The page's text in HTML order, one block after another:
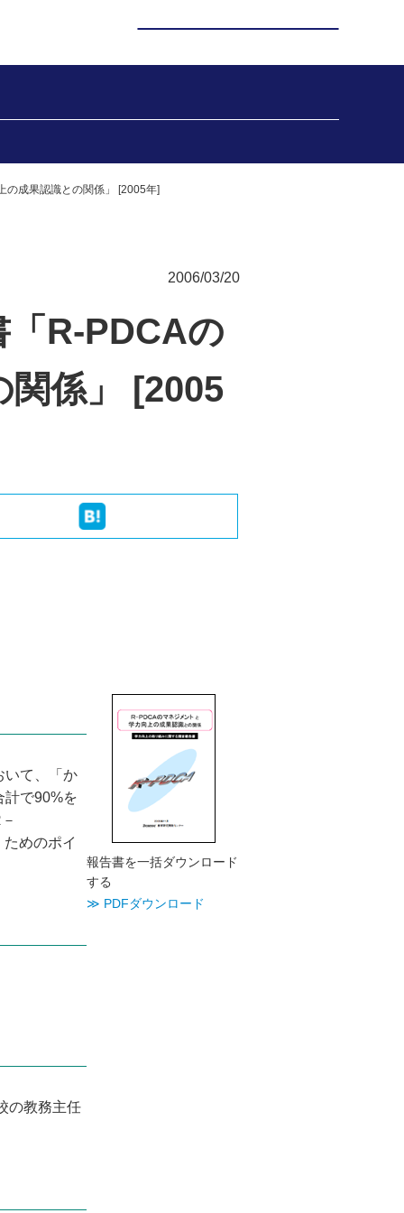
の成果認識との関係」 [2005年]
2006/03/20
R-PDCAの
関係」 [2005
いて、「か
計で90%を
めのポイ
の教務主任
報告書を一括ダウンロード
する
≫ PDFダウンロード